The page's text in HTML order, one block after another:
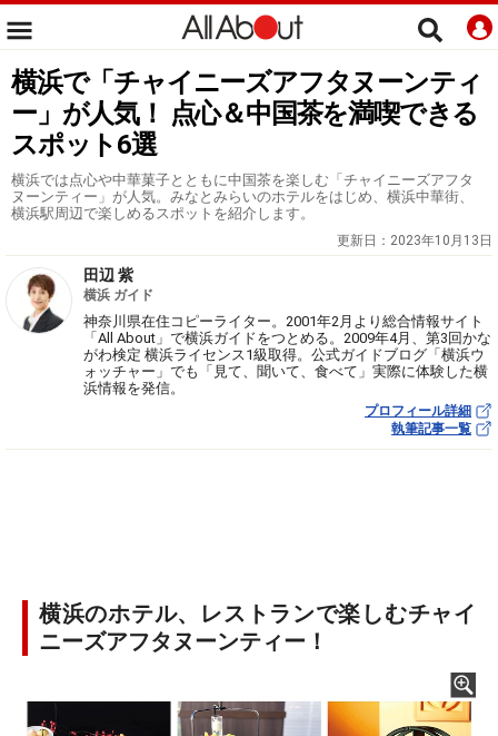
横浜で「チャイニーズアフタヌーンティ
ー」が人気！ 点心＆中国茶を満喫できる
スポット6選
横浜では点心や中華菓子とともに中国茶を楽しむ「チャイニーズアフタ
ヌーンティー」が人気。みなとみらいのホテルをはじめ、横浜中華街、
横浜駅周辺で楽しめるスポットを紹介します。
更新日： 2023年10月13日
田辺 紫
横浜 ガイド
神奈川県在住コピーライター。2001年2月より総合情報サイト
「All About」で横浜ガイドをつとめる。2009年4月、第3回かな
がわ検定 横浜ライセンス1級取得。公式ガイドブログ「横浜ウ
ォッチャー」でも「見て、聞いて、食べて」実際に体験した横
浜情報を発信。
プロフィール詳細
執筆記事一覧
横浜のホテル、レストランで楽しむチャイ
ニーズアフタヌーンティー！